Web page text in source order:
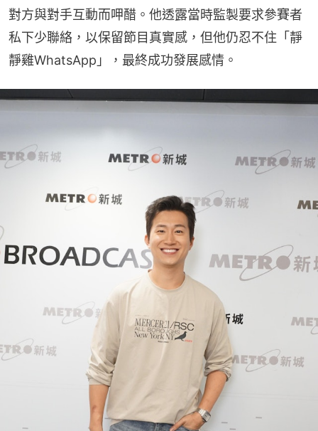
對方與對手互動而呷醋。他透露當時監製要求參賽者
私下少聯絡，以保留節目真實感，但他仍忍不住「靜
靜雞WhatsApp」，最終成功發展感情。